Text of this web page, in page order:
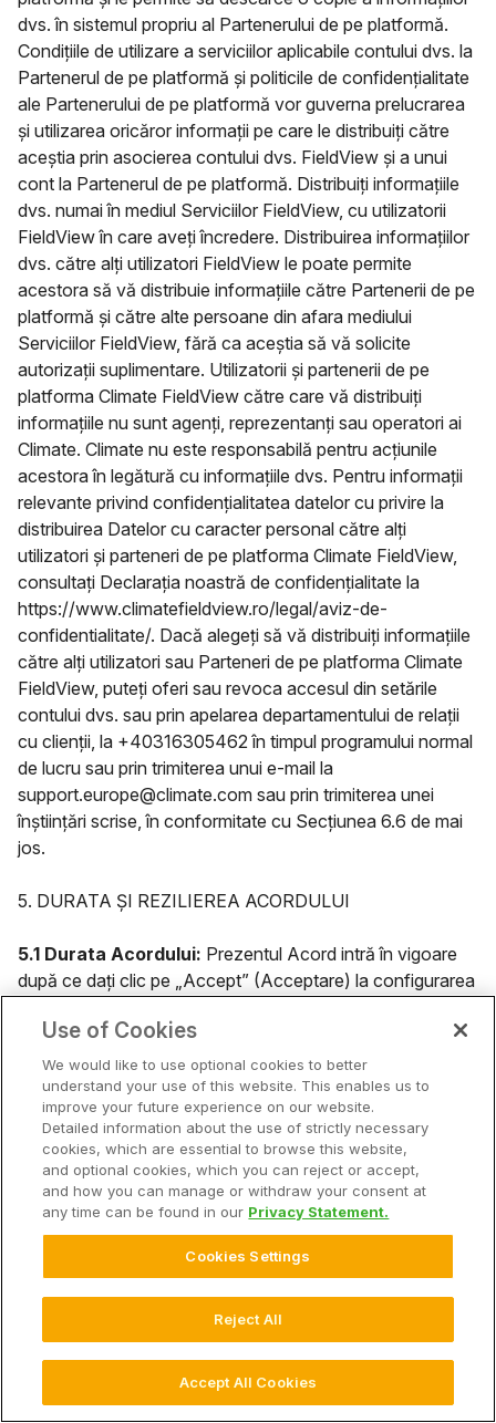
dvs. în sistemul propriu al Partenerului de pe platformă.
Condițiile de utilizare a serviciilor aplicabile contului dvs. la
Partenerul de pe platformă și politicile de confidențialitate
ale Partenerului de pe platformă vor guverna prelucrarea
și utilizarea oricăror informații pe care le distribuiți către
aceștia prin asocierea contului dvs. FieldView și a unui
cont la Partenerul de pe platformă. Distribuiți informațiile
dvs. numai în mediul Serviciilor FieldView, cu utilizatorii
FieldView în care aveți încredere. Distribuirea informațiilor
dvs. către alți utilizatori FieldView le poate permite
acestora să vă distribuie informațiile către Partenerii de pe
platformă și către alte persoane din afara mediului
Serviciilor FieldView, fără ca aceștia să vă solicite
autorizații suplimentare. Utilizatorii și partenerii de pe
platforma Climate FieldView către care vă distribuiți
informațiile nu sunt agenți, reprezentanți sau operatori ai
Climate. Climate nu este responsabilă pentru acțiunile
acestora în legătură cu informațiile dvs. Pentru informații
relevante privind confidențialitatea datelor cu privire la
distribuirea Datelor cu caracter personal către alți
utilizatori și parteneri de pe platforma Climate FieldView,
consultați Declarația noastră de confidențialitate la
https://www.climatefieldview.ro/legal/aviz-de-
confidentialitate/. Dacă alegeți să vă distribuiți informațiile
către alți utilizatori sau Parteneri de pe platforma Climate
FieldView, puteți oferi sau revoca accesul din setările
contului dvs. sau prin apelarea departamentului de relații
cu clienții, la +40316305462 în timpul programului normal
de lucru sau prin trimiterea unui e-mail la
support.europe@climate.com sau prin trimiterea unei
înștiințări scrise, în conformitate cu Secțiunea 6.6 de mai
jos.
5. DURATA ȘI REZILIEREA ACORDULUI
5.1 Durata Acordului: Prezentul Acord intră în vigoare
după ce dați clic pe „Accept” (Acceptare) la configurarea
de mai sus, până la rezilierea acestuia de către dvs. sau
Climate, în conformitate cu secțiunile de mai jos.
5.2 Anularea comenzilor și închiderea Contului dvs.
FieldView:Puteți anula o comandă pentru un Serviciu
FieldView contra cost și/sau vă puteți închide Contul
FieldView în orice moment dacă ne anunțați, prin anularea
unei comenzi sau a Contului dvs. FieldView din setările
contului dvs., prin apelarea departamentului de relații cu
clienții, la +40316305462 în timpul programului normal de
lucru sau prin trimiterea unui e-mail la
support.europe@climate.com sau prin trimiterea unei
Use of Cookies
We would like to use optional cookies to better
understand your use of this website. This enables us to
improve your future experience on our website.
Detailed information about the use of strictly necessary
cookies, which are essential to browse this website,
and optional cookies, which you can reject or accept,
and how you can manage or withdraw your consent at
any time can be found in our Privacy Statement.
Cookies Settings
Reject All
Accept All Cookies